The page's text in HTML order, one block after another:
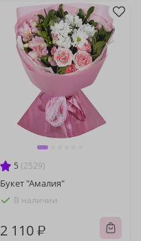
5 (2529)
Букет "Амалия"
В наличии
2 110 ₽